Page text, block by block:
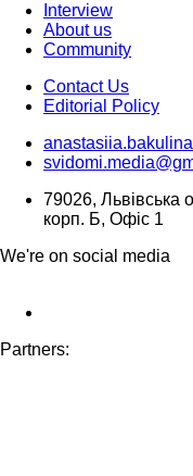
Interview
About us
Community
Contact Us
Editorial Policy
79026, Львівська
корп. Б, Офіс 1
We're on social media
Partners: